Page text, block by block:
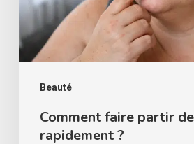
Beauté
?
Comment faire partir
rapidement ?